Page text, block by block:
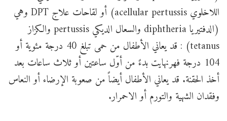
اللاخلوي acellular pertussis) أو لقاحات علاج DPT وهي
(الدفتيريا diphtheria والسعال الديكي pertussis والكزاز
tetanus) : قد يعاني الأطفال من حمى تبلغ 40 درجة مئوية أو
104 درجة فهرنهايت بدءً من أوّل ساعتين أو ثلاث ساعات بعد
أخذ الحقنة. قد يعاني الأطفال أيضاً من صعوبة الإرضاء أو النعاس
وفقدان الشهية والتورم أو الاحمرار.